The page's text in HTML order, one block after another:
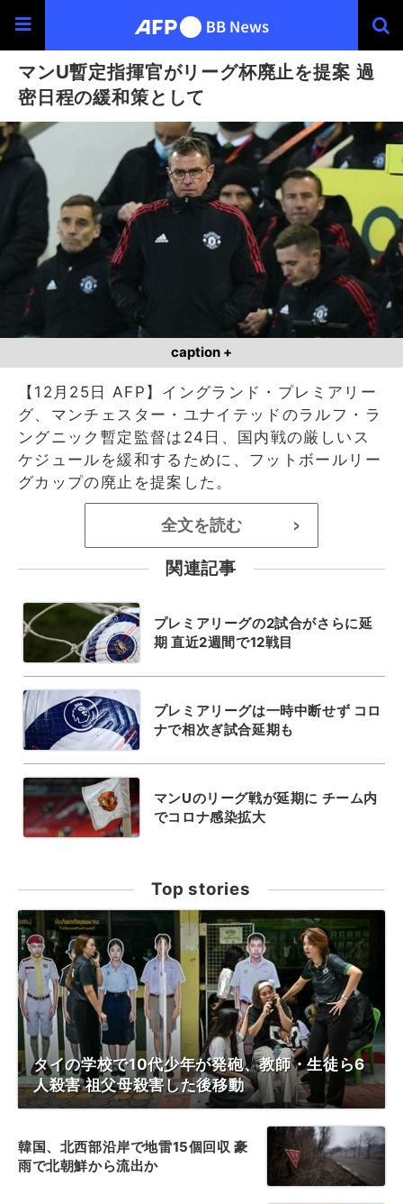
マンU暫定指揮官がリーグ杯廃止を提案 過
密日程の緩和策として
caption +
【12月25日 AFP】イングランド・プレミアリー
グ、マンチェスター・ユナイテッドのラルフ・ラ
ングニック暫定監督は24日、国内戦の厳しいス
ケジュールを緩和するために、フットボールリー
グカップの廃止を提案した。
全文を読む >
関連記事
プレミアリーグの2試合がさらに延
期 直近2週間で12戦目
プレミアリーグは一時中断せず コロ
ナで相次ぎ試合延期も
マンUのリーグ戦が延期に チーム内
でコロナ感染拡大
Top stories
タイの学校で10代少年が発砲、教師・生徒ら6
人殺害 祖父母殺害した後移動
韓国、北西部沿岸で地雷15個回収 豪
雨で北朝鮮から流出か